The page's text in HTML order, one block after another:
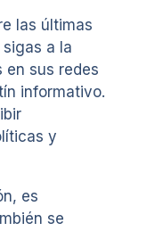
las últimas
a la
en sus redes
informativo.
y
es
se